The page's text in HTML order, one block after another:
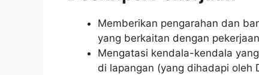
Memberikan pengarahan dan
yang berkaitan dengan
Mengatasi kendala-kendala
di lapangan (yang dihadapi oleh